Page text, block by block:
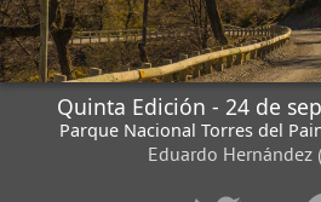
Quinta Edición - 24 de
Parque Nacional Torres del
Eduardo Hernández